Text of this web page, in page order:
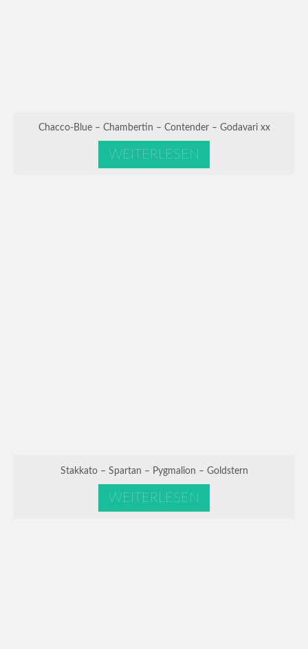
Chacco-Blue – Chambertin – Contender – Godavari xx
WEITERLESEN
Stakkato – Spartan – Pygmalion – Goldstern
WEITERLESEN